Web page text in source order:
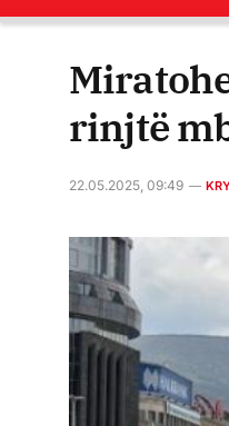
rinjtë
22.05.2025, 09:49